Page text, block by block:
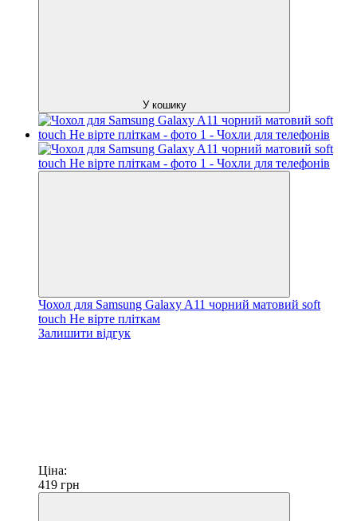
У кошику
Чохол для Samsung Galaxy A11 чорний матовий soft
touch Не вірте пліткам
Залишити відгук
Ціна:
419 грн